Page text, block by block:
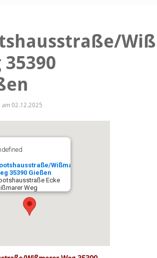
35390
am 02.12.2025
Wißmarer
35390 Gießen
Ecke
Weg